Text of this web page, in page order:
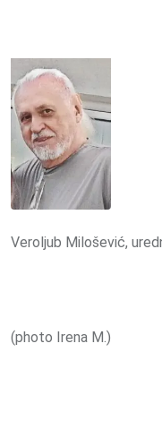
Veroljub Milošević,
(photo Irena M.)